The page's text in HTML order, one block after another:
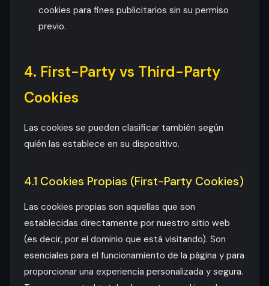
cookies para fines publicitarios sin su permiso
previo.
4. First-Party vs Third-Party
Cookies
Las cookies se pueden clasificar también según
quién las establece en su dispositivo.
4.1 Cookies Propias (First-Party Cookies)
Las cookies propias son aquellas que son
establecidas directamente por nuestro sitio web
(es decir, por el dominio que está visitando). Son
esenciales para el funcionamiento de la página y para
proporcionar una experiencia personalizada y segura.